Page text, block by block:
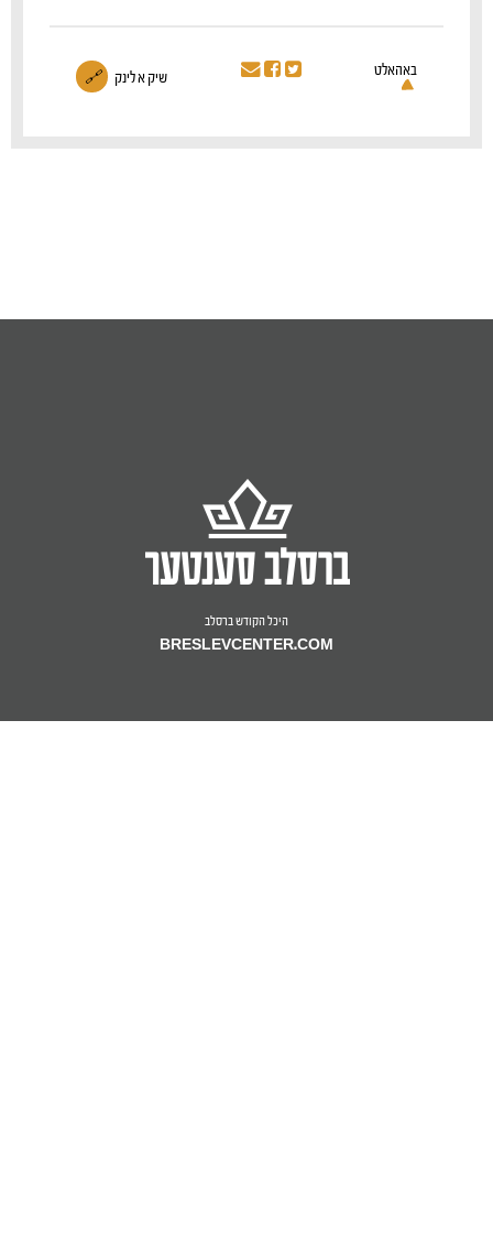
באהאלט שיק א לינק 🔗
היכל הקודש ברסלב
BRESLEVCENTER.COM